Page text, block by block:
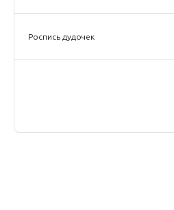
Роспись дудочек